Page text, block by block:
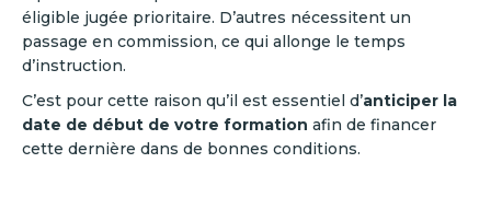
éligible jugée prioritaire. D’autres nécessitent un
passage en commission, ce qui allonge le temps
d’instruction.
C’est pour cette raison qu’il est essentiel d’anticiper la
date de début de votre formation afin de financer
cette dernière dans de bonnes conditions.